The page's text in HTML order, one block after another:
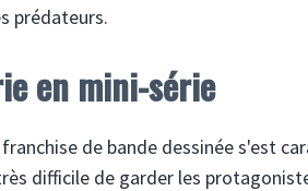
prédateurs.
en mini-série
de bande dessinée s'est
difficile de garder les